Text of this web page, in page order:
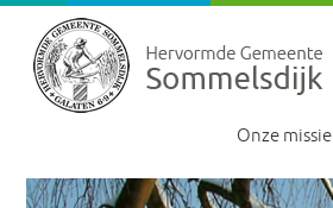
Onze missie